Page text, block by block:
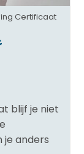
Certificaat
blijf je niet
je anders